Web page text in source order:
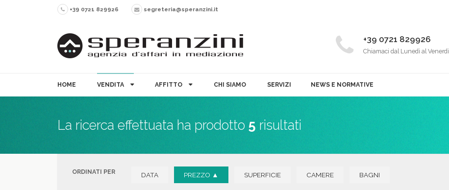
+39 0721 829926 segreteria@speranzini.it
+39 0721 829926
Chiamaci dal Lunedì al Venerdì
HOME VENDITA AFFITTO CHI SIAMO SERVIZI NEWS E NORMATIVE
La ricerca effettuata ha prodotto 5 risultati
ORDINATI PER DATA PREZZO ▲ SUPERFICIE CAMERE BAGNI